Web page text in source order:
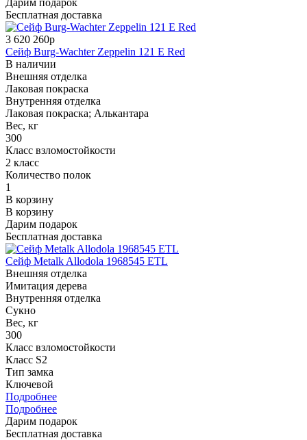
Бесплатная доставка
3 620 260р
Сейф Burg-Wachter Zeppelin 121 E Red
В наличии
Внешняя отделка
Лаковая покраска
Внутренняя отделка
Лаковая покраска; Алькантара
Вес, кг
300
Класс взломостойкости
2 класс
Количество полок
1
В корзину
В корзину
Дарим подарок
Бесплатная доставка
Сейф Metalk Allodola 1968545 ETL
Внешняя отделка
Имитация дерева
Внутренняя отделка
Сукно
Вес, кг
300
Класс взломостойкости
Класс S2
Тип замка
Ключевой
Подробнее
Подробнее
Дарим подарок
Бесплатная доставка